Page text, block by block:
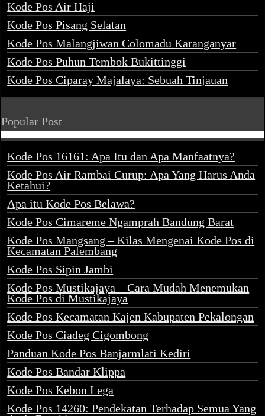
Kode Pos Air Haji
Kode Pos Pisang Selatan
Kode Pos Malangjiwan Colomadu Karanganyar
Kode Pos Puhun Tembok Bukittinggi
Kode Pos Ciparay Majalaya: Sebuah Tinjauan
Popular Post
Kode Pos 16161: Apa Itu dan Apa Manfaatnya?
Kode Pos Air Rambai Curup: Apa Yang Harus Anda
Ketahui?
Apa itu Kode Pos Belawa?
Kode Pos Cimareme Ngamprah Bandung Barat
Kode Pos Mangsang – Kilas Mengenai Kode Pos di
Kecamatan Palembang
Kode Pos Sipin Jambi
Kode Pos Mustikajaya – Cara Mudah Menemukan
Kode Pos di Mustikajaya
Kode Pos Kecamatan Kajen Kabupaten Pekalongan
Kode Pos Ciadeg Cigombong
Panduan Kode Pos Banjarmlati Kediri
Kode Pos Bandar Klippa
Kode Pos Kebon Lega
Kode Pos 14260: Pendekatan Terhadap Semua Yang